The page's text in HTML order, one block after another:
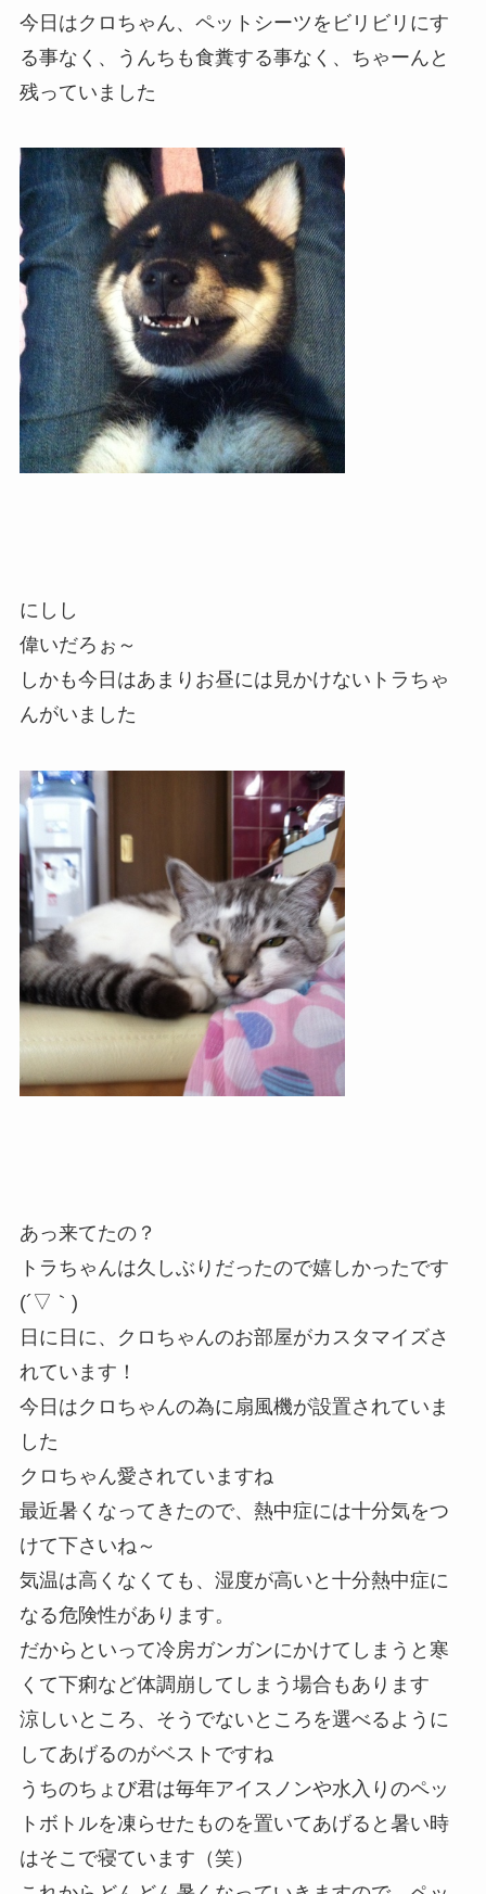
今日はクロちゃん、ペットシーツをビリビリにす
る事なく、うんちも食糞する事なく、ちゃーんと
残っていました
にしし
偉いだろぉ～
しかも今日はあまりお昼には見かけないトラちゃ
んがいました
あっ来てたの？
トラちゃんは久しぶりだったので嬉しかったです
(´▽｀)
日に日に、クロちゃんのお部屋がカスタマイズさ
れています！
今日はクロちゃんの為に扇風機が設置されていま
した
クロちゃん愛されていますね
最近暑くなってきたので、熱中症には十分気をつ
けて下さいね～
気温は高くなくても、湿度が高いと十分熱中症に
なる危険性があります。
だからといって冷房ガンガンにかけてしまうと寒
くて下痢など体調崩してしまう場合もあります
涼しいところ、そうでないところを選べるように
してあげるのがベストですね
うちのちょび君は毎年アイスノンや水入りのペッ
トボトルを凍らせたものを置いてあげると暑い時
はそこで寝ています（笑）